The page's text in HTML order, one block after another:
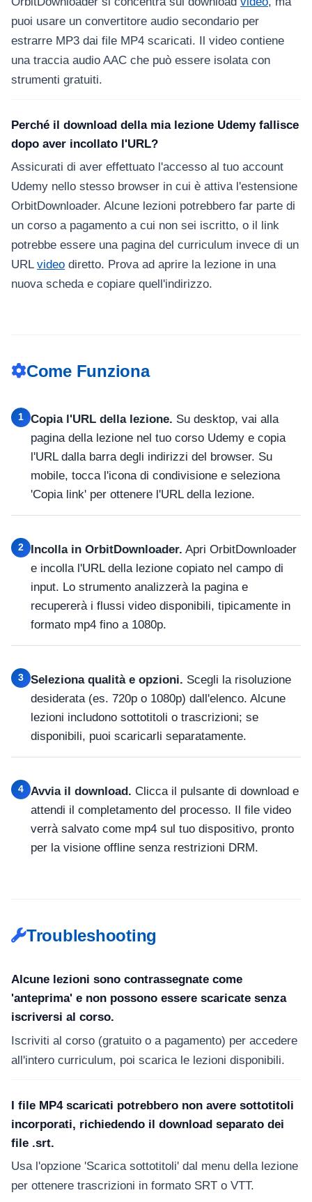
puoi usare un convertitore audio secondario per
estrarre MP3 dai file MP4 scaricati. Il video contiene
una traccia audio AAC che può essere isolata con
strumenti gratuiti.
Perché il download della mia lezione Udemy fallisce
dopo aver incollato l'URL?
Assicurati di aver effettuato l'accesso al tuo account
Udemy nello stesso browser in cui è attiva l'estensione
OrbitDownloader. Alcune lezioni potrebbero far parte di
un corso a pagamento a cui non sei iscritto, o il link
potrebbe essere una pagina del curriculum invece di un
URL video diretto. Prova ad aprire la lezione in una
nuova scheda e copiare quell'indirizzo.
Come Funziona
1 Copia l'URL della lezione. Su desktop, vai alla
pagina della lezione nel tuo corso Udemy e copia
l'URL dalla barra degli indirizzi del browser. Su
mobile, tocca l'icona di condivisione e seleziona
'Copia link' per ottenere l'URL della lezione.
2 Incolla in OrbitDownloader. Apri OrbitDownloader
e incolla l'URL della lezione copiato nel campo di
input. Lo strumento analizzerà la pagina e
recupererà i flussi video disponibili, tipicamente in
formato mp4 fino a 1080p.
3 Seleziona qualità e opzioni. Scegli la risoluzione
desiderata (es. 720p o 1080p) dall'elenco. Alcune
lezioni includono sottotitoli o trascrizioni; se
disponibili, puoi scaricarli separatamente.
4 Avvia il download. Clicca il pulsante di download e
attendi il completamento del processo. Il file video
verrà salvato come mp4 sul tuo dispositivo, pronto
per la visione offline senza restrizioni DRM.
Troubleshooting
Alcune lezioni sono contrassegnate come
'anteprima' e non possono essere scaricate senza
iscriversi al corso.
Iscriviti al corso (gratuito o a pagamento) per accedere
all'intero curriculum, poi scarica le lezioni disponibili.
I file MP4 scaricati potrebbero non avere sottotitoli
incorporati, richiedendo il download separato dei
file .srt.
Usa l'opzione 'Scarica sottotitoli' dal menu della lezione
per ottenere trascrizioni in formato SRT o VTT.